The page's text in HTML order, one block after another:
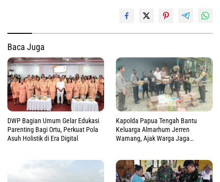
Baca Juga
DWP Bagian Umum Gelar Edukasi
Parenting Bagi Ortu, Perkuat Pola
Asuh Holistik di Era Digital
Kapolda Papua Tengah Bantu
Keluarga Almarhum Jerren
Wamang, Ajak Warga Jaga